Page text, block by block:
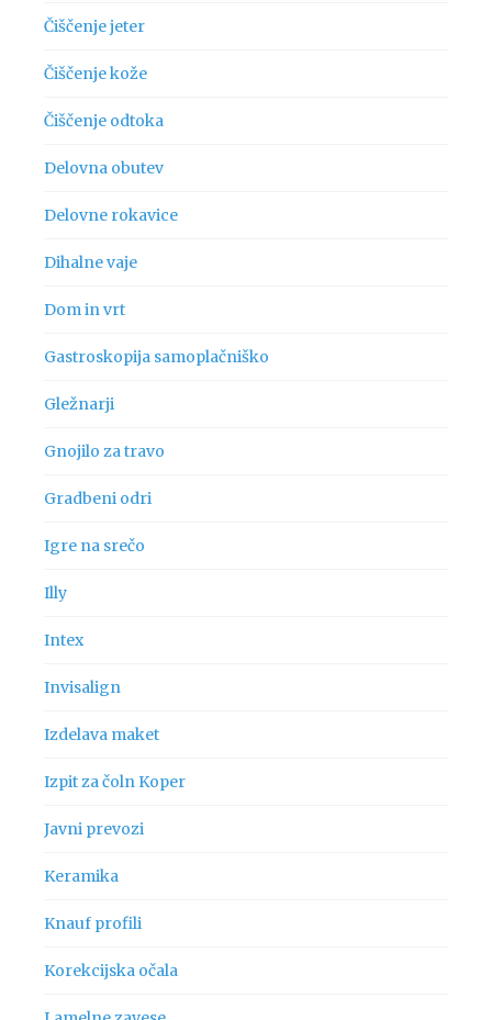
Čiščenje jeter
Čiščenje kože
Čiščenje odtoka
Delovna obutev
Delovne rokavice
Dihalne vaje
Dom in vrt
Gastroskopija samoplačniško
Gležnarji
Gnojilo za travo
Gradbeni odri
Igre na srečo
Illy
Intex
Invisalign
Izdelava maket
Izpit za čoln Koper
Javni prevozi
Keramika
Knauf profili
Korekcijska očala